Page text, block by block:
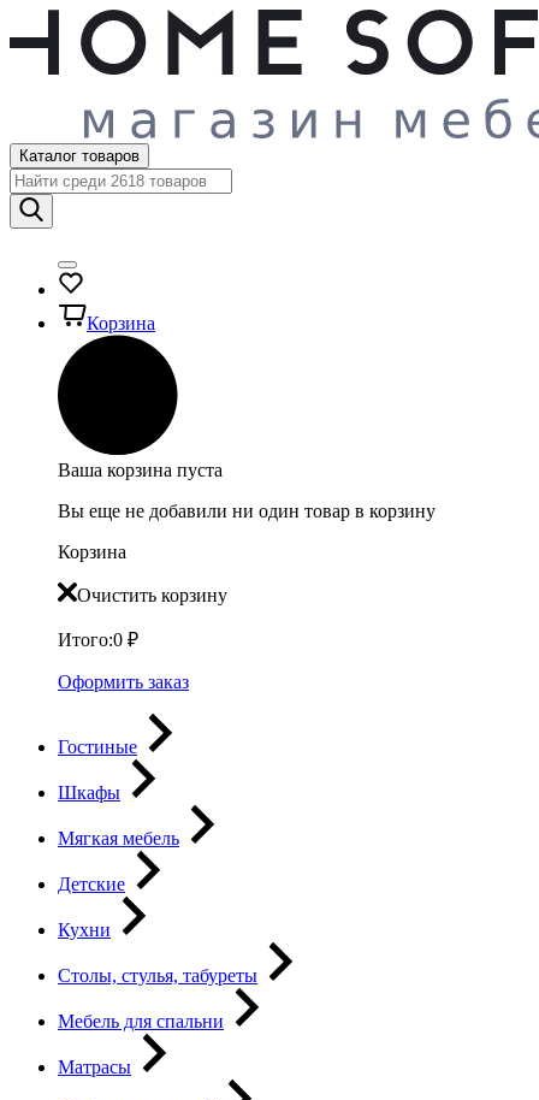
Каталог товаров
Корзина
Ваша корзина пуста
Вы еще не добавили ни один товар в корзину
Корзина
Очистить корзину
Итого:0 ₽
Оформить заказ
Гостиные
Шкафы
Мягкая мебель
Детские
Кухни
Столы, стулья, табуреты
Мебель для спальни
Матрасы